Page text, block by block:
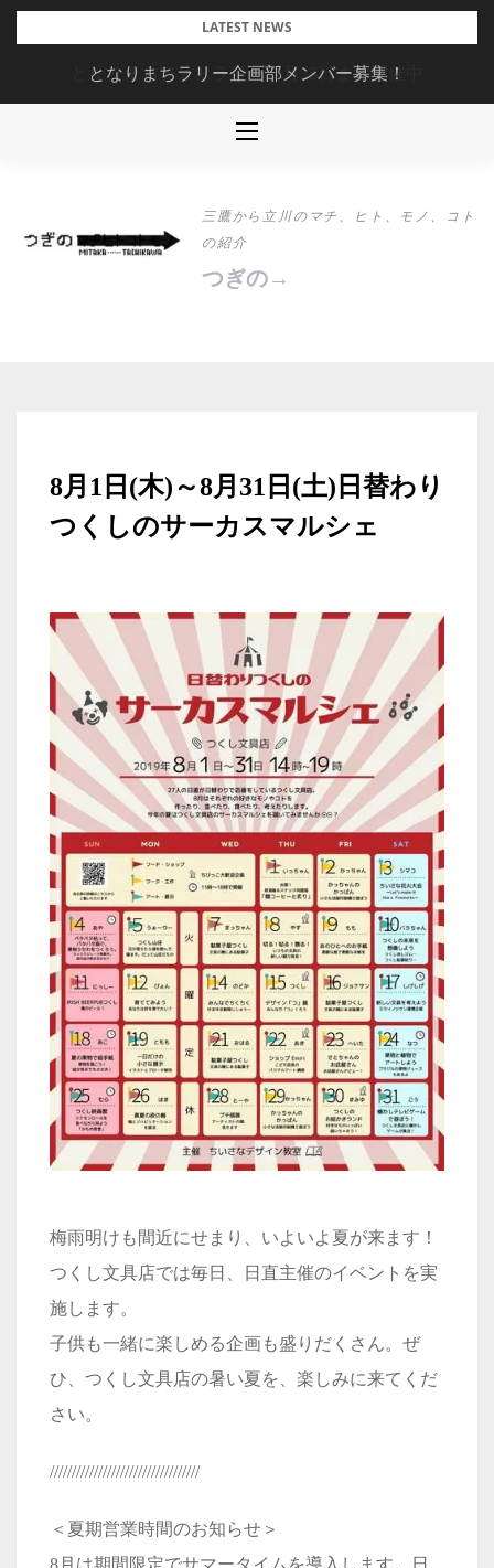
Skip
LATEST NEWS
となりまちラリー企画部メンバー募集！
三鷹から立川のマチ、ヒト、モノ、コト
の紹介
つぎの→
8月1日(木)～8月31日(土)日替わり
つくしのサーカスマルシェ
梅雨明けも間近にせまり、いよいよ夏が来ます！
つくし文具店では毎日、日直主催のイベントを実
施します。
子供も一緒に楽しめる企画も盛りだくさん。ぜ
ひ、つくし文具店の暑い夏を、楽しみに来てくだ
さい。
//////////////////////////////////
＜夏期営業時間のお知らせ＞